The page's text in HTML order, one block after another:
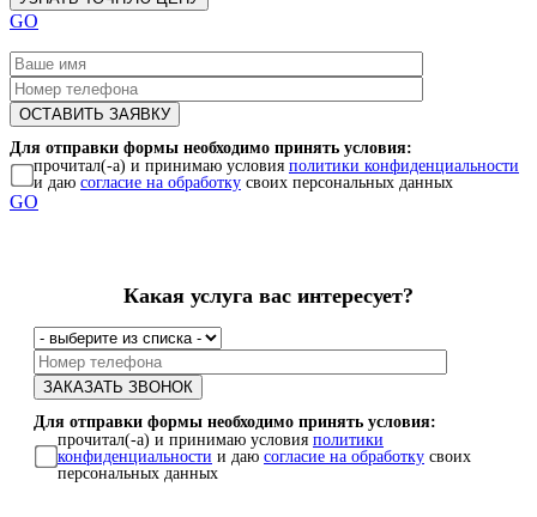
GO
Для отправки формы необходимо принять условия:
прочитал(-а) и принимаю условия политики конфиденциальности
и даю согласие на обработку своих персональных данных
GO
Какая услуга вас интересует?
Для отправки формы необходимо принять условия:
прочитал(-а) и принимаю условия политики
конфиденциальности и даю согласие на обработку своих
персональных данных